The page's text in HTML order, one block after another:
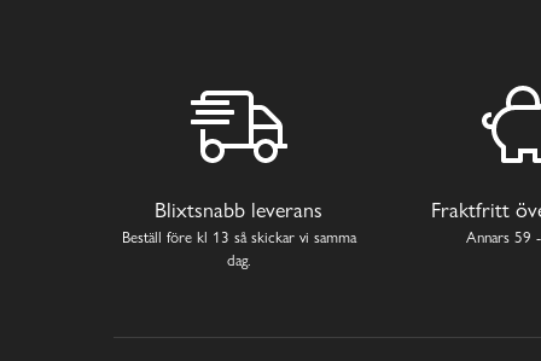
Blixtsnabb leverans
Beställ före kl 13 så skickar vi samma
dag.
Fraktfritt
Annars 59